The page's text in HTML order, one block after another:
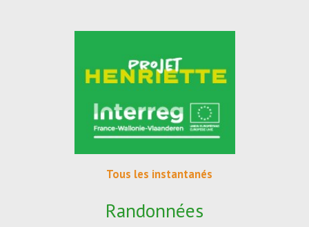
Tous les instantanés
Randonnées